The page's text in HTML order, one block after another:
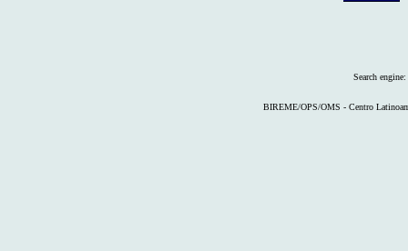
Search engine:
BIREME/OPS/OMS - Centro